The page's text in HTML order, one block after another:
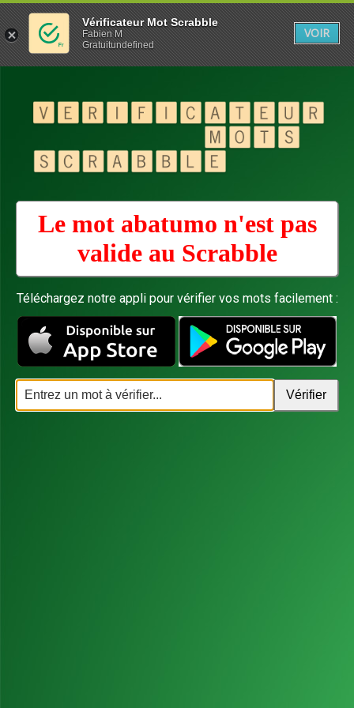
Le mot abatumo n'est pas
valide au Scrabble
Téléchargez notre appli pour vérifier vos mots facilement :
Vérificateur Mot Scrabble
Fabien M
Gratuitundefined
VOIR